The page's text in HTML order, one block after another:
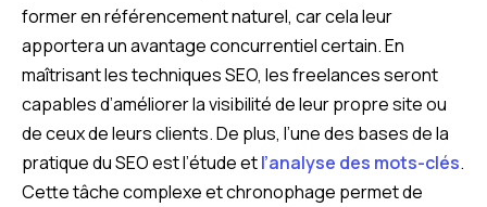
former en référencement naturel, car cela leur
apportera un avantage concurrentiel certain. En
maîtrisant les techniques SEO, les freelances seront
capables d’améliorer la visibilité de leur propre site ou
de ceux de leurs clients. De plus, l’une des bases de la
pratique du SEO est l’étude etl’analyse des mots-clés.
Cette tâche complexe et chronophage permet de